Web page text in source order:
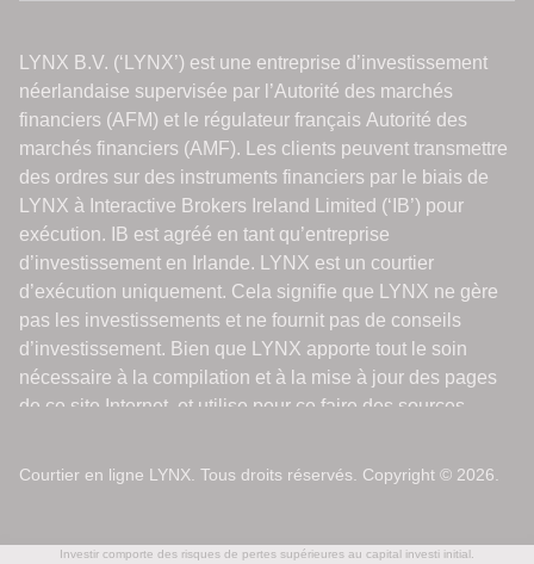
Courtier en ligne LYNX. Tous droits réservés. Copyright © 2026.
Investir comporte des risques de pertes supérieures au capital investi initial.